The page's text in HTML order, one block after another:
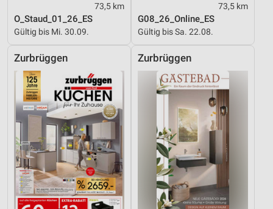
73,5 km
O_Staud_01_26_ES
Gültig bis Mi. 30.09.
73,5 km
G08_26_Online_ES
Gültig bis Sa. 22.08.
Zurbrüggen Zurbrüggen